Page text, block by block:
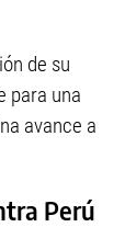
de su
para una
avance a
Perú